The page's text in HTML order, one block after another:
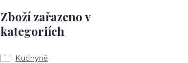
Zboží zařazeno v
kategoriích
Kuchyně